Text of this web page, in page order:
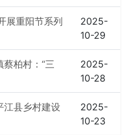
展重阳节系列
2025-
10-29
柏村：“三
2025-
10-28
江县乡村建设
2025-
10-23